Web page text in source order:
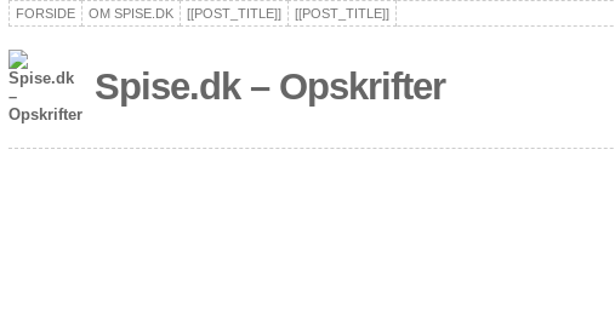
FORSIDE OM SPISE.DK [[POST_TITLE]] [[POST_TITLE]]
Spise.dk – Opskrifter